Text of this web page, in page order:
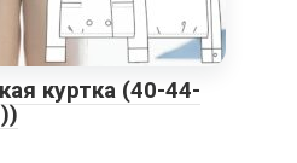
куртка (40-44-